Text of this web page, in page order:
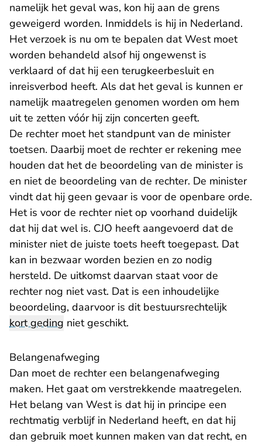
namelijk het geval was, kon hij aan de grens
geweigerd worden. Inmiddels is hij in Nederland.
Het verzoek is nu om te bepalen dat West moet
worden behandeld alsof hij ongewenst is
verklaard of dat hij een terugkeerbesluit en
inreisverbod heeft. Als dat het geval is kunnen er
namelijk maatregelen genomen worden om hem
uit te zetten vóór hij zijn concerten geeft.
De rechter moet het standpunt van de minister
toetsen. Daarbij moet de rechter er rekening mee
houden dat het de beoordeling van de minister is
en niet de beoordeling van de rechter. De minister
vindt dat hij geen gevaar is voor de openbare orde.
Het is voor de rechter niet op voorhand duidelijk
dat hij dat wel is. CJO heeft aangevoerd dat de
minister niet de juiste toets heeft toegepast. Dat
kan in bezwaar worden bezien en zo nodig
hersteld. De uitkomst daarvan staat voor de
rechter nog niet vast. Dat is een inhoudelijke
beoordeling, daarvoor is dit bestuursrechtelijk
kort geding niet geschikt.
Belangenafweging
Dan moet de rechter een belangenafweging
maken. Het gaat om verstrekkende maatregelen.
Het belang van West is dat hij in principe een
rechtmatig verblijf in Nederland heeft, en dat hij
dan gebruik moet kunnen maken van dat recht, en